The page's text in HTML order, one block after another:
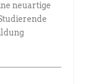
neuartige